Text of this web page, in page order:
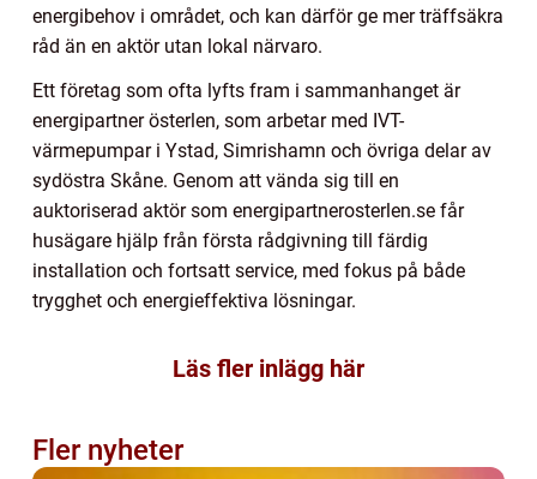
energibehov i området, och kan därför ge mer träffsäkra
råd än en aktör utan lokal närvaro.
Ett företag som ofta lyfts fram i sammanhanget är
energipartner österlen, som arbetar med IVT-
värmepumpar i Ystad, Simrishamn och övriga delar av
sydöstra Skåne. Genom att vända sig till en
auktoriserad aktör som energipartnerosterlen.se får
husägare hjälp från första rådgivning till färdig
installation och fortsatt service, med fokus på både
trygghet och energieffektiva lösningar.
Läs fler inlägg här
Fler nyheter